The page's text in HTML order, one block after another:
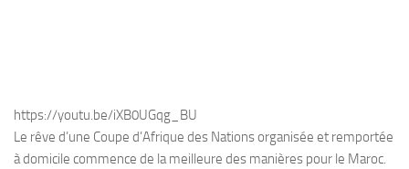
https://youtu.be/iXB0UGqg_BU
Le rêve d’une Coupe d’Afrique des Nations organisée et remportée
à domicile commence de la meilleure des manières pour le Maroc.